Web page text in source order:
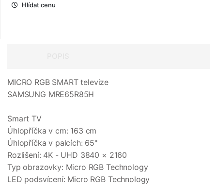
Hlídat cenu
MICRO RGB SMART televize
SAMSUNG MRE65R85H
Smart TV
Úhlopříčka v cm: 163 cm
Úhlopříčka v palcích: 65"
Rozlišení: 4K - UHD 3840 × 2160
Typ obrazovky: Micro RGB Technology
LED podsvícení: Micro RGB Technology